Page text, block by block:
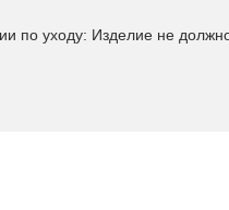
по уходу: Изделие не